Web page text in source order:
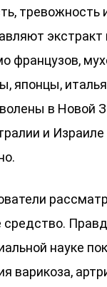
экстракт
французов,
японцы,
в
и
средство.
науке
варикоза,